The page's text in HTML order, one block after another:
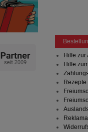
Hilfe zur
Hilfe